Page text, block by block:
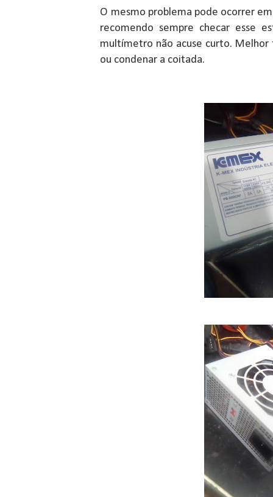
O mesmo problema pode ocorrer
recomendo sempre checar esse
multímetro não acuse curto.
ou condenar a coitada.